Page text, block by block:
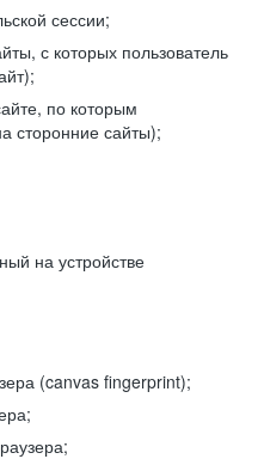
сессии;
с которых пользователь
по которым
сторонние сайты);
на устройстве
(canvas fingerprint);